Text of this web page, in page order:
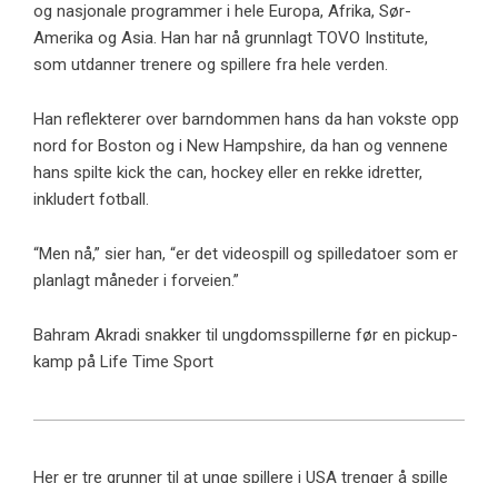
og nasjonale programmer i hele Europa, Afrika, Sør-
Amerika og Asia. Han har nå grunnlagt TOVO Institute,
som utdanner trenere og spillere fra hele verden.
Han reflekterer over barndommen hans da han vokste opp
nord for Boston og i New Hampshire, da han og vennene
hans spilte kick the can, hockey eller en rekke idretter,
inkludert fotball.
“Men nå,” sier han, “er det videospill og spilledatoer som er
planlagt måneder i forveien.”
Bahram Akradi snakker til ungdomsspillerne før en pickup-
kamp på Life Time Sport
Her er tre grunner til at unge spillere i USA trenger å spille